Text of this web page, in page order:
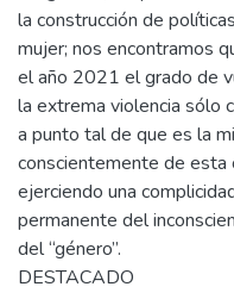
la construcción de
mujer; nos encontramos
el año 2021 el grado de
la extrema violencia sólo
a punto tal de que es la
conscientemente de esta
ejerciendo una
permanente del
del “género”.
DESTACADO